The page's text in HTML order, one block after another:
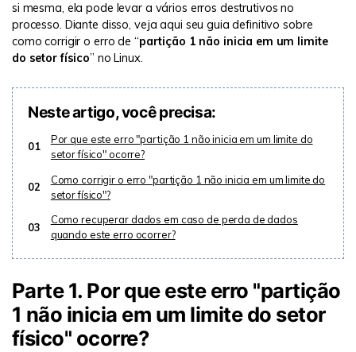
si mesma, ela pode levar a vários erros destrutivos no
processo. Diante disso, veja aqui seu guia definitivo sobre
como corrigir o erro de “partição 1 não inicia em um limite
do setor físico” no Linux.
Neste artigo, você precisa:
01
Por que este erro "partição 1 não inicia em um limite do
setor físico" ocorre?
02
Como corrigir o erro "partição 1 não inicia em um limite do
setor físico"?
03
Como recuperar dados em caso de perda de dados
quando este erro ocorrer?
Parte 1. Por que este erro "partição
1 não inicia em um limite do setor
físico" ocorre?